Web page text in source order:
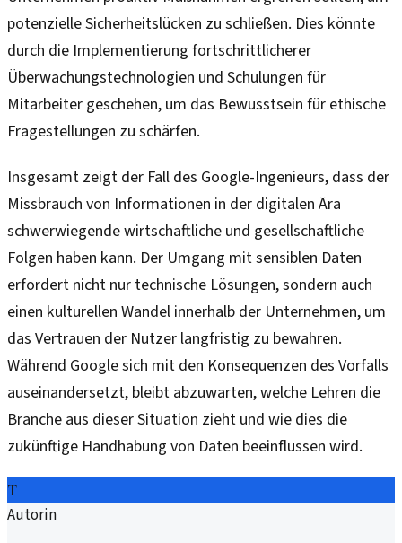
potenzielle Sicherheitslücken zu schließen. Dies könnte
durch die Implementierung fortschrittlicherer
Überwachungstechnologien und Schulungen für
Mitarbeiter geschehen, um das Bewusstsein für ethische
Fragestellungen zu schärfen.
Insgesamt zeigt der Fall des Google-Ingenieurs, dass der
Missbrauch von Informationen in der digitalen Ära
schwerwiegende wirtschaftliche und gesellschaftliche
Folgen haben kann. Der Umgang mit sensiblen Daten
erfordert nicht nur technische Lösungen, sondern auch
einen kulturellen Wandel innerhalb der Unternehmen, um
das Vertrauen der Nutzer langfristig zu bewahren.
Während Google sich mit den Konsequenzen des Vorfalls
auseinandersetzt, bleibt abzuwarten, welche Lehren die
Branche aus dieser Situation zieht und wie dies die
zukünftige Handhabung von Daten beeinflussen wird.
T
Autorin